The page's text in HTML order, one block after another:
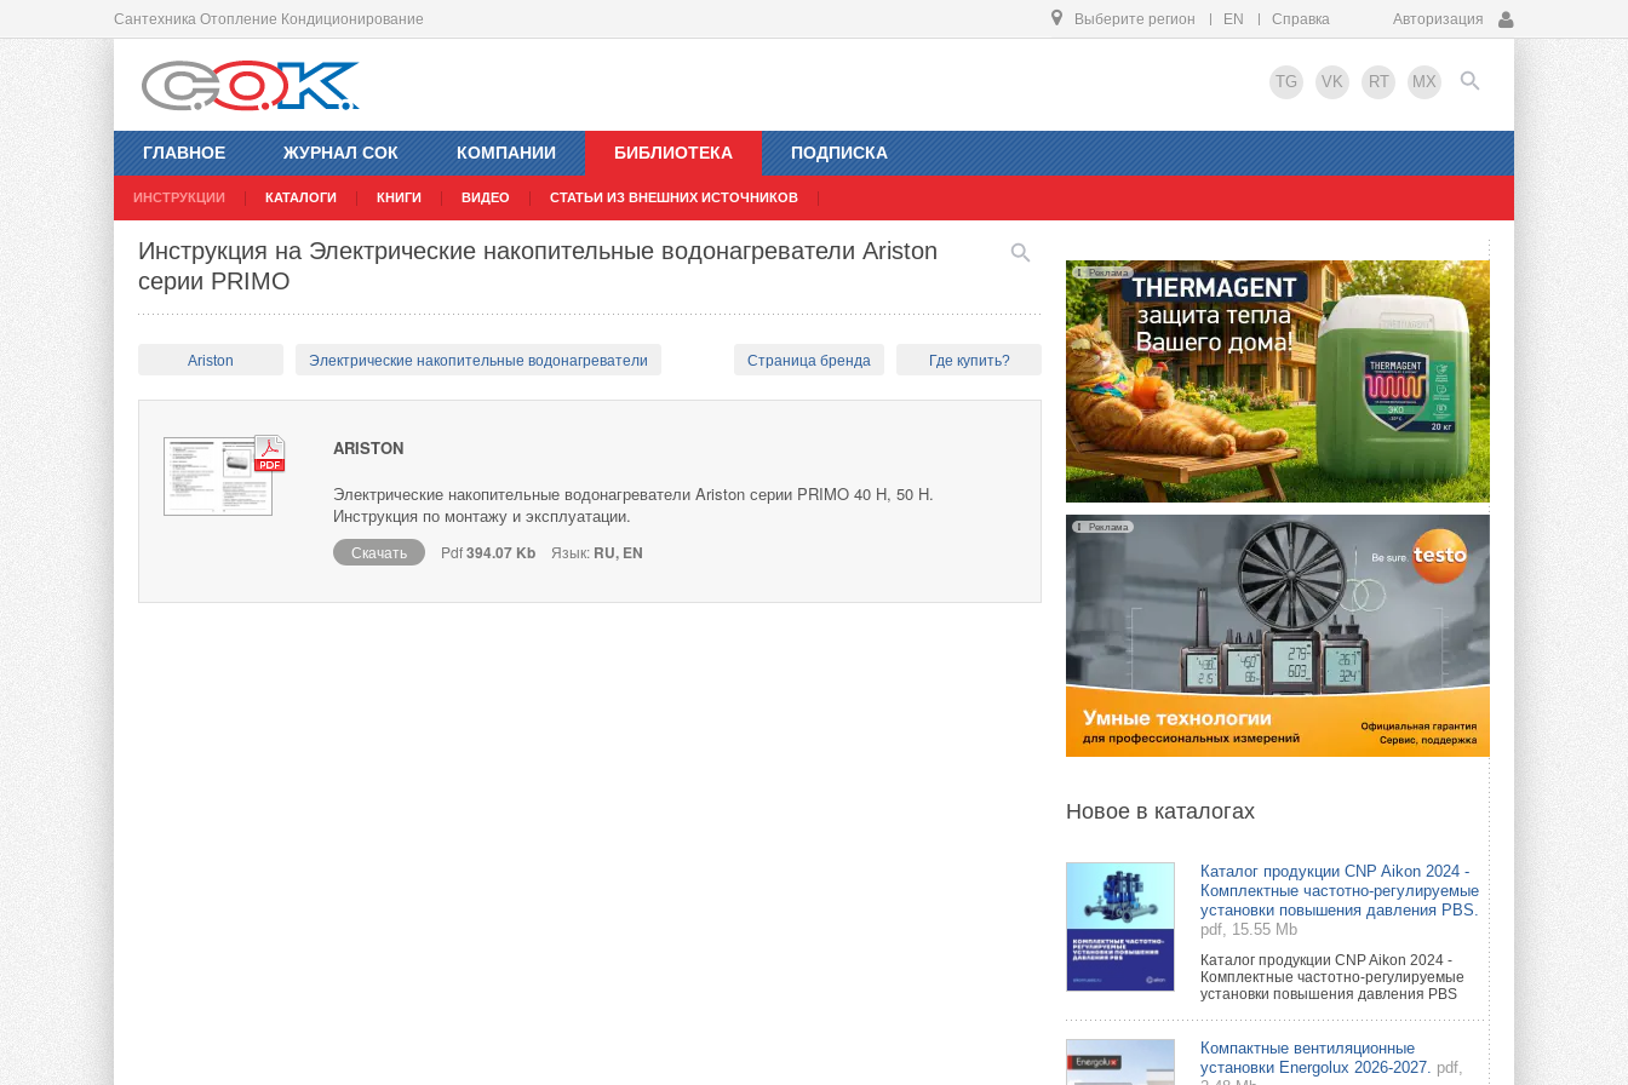
Сантехника Отопление Кондиционирование Выберите регион EN Справка Авторизация
TG VK RT MX
ГЛАВНОЕ ЖУРНАЛ СОК КОМПАНИИ БИБЛИОТЕКА
ИНСТРУКЦИИ КАТАЛОГИ КНИГИ ВИДЕО СТАТЬИ ИЗ ВНЕШНИХ ИСТОЧНИКОВ
ПОДПИСКА
EN
Инструкция на Электрические накопительные водонагреватели Ariston
серии PRIMO
Ariston Электрические накопительные водонагреватели Страница бренда Где купить?
ARISTON
Электрические накопительные водонагреватели Ariston серии PRIMO 40 H, 50 H.
Инструкция по монтажу и эксплуатации.
Скачать Pdf394.07 Kb Язык: RU, EN
Реклама
Реклама
Новое в каталогах
Каталог продукции CNP Aikon 2024 -
Комплектные частотно-регулируемые
установки повышения давления PBS.
pdf, 15.55 Mb
Каталог продукции CNP Aikon 2024 -
Комплектные частотно-регулируемые
установки повышения давления PBS
Компактные вентиляционные
установки Energolux 2026-2027. pdf,